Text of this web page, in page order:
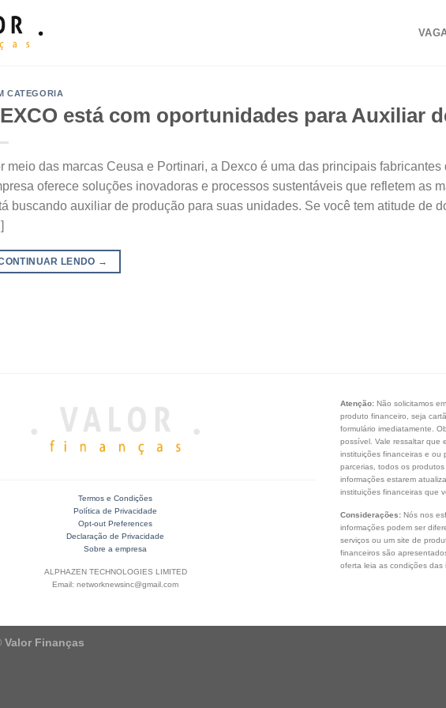
CATEGORIA
está com oportunidades para Auxiliar
meio das marcas Ceusa e Portinari, a Dexco é uma das principais
oferece soluções inovadoras e processos sustentáveis que refletem as
buscando auxiliar de produção para suas unidades. Se você tem atitude de
LENDO →
Termos e Condições
Política de Privacidade
Opt-out Preferences
Declaração de Privacidade
Sobre a empresa
ALPHAZEN TECHNOLOGIES LIMITED
Email: networknewsinc@gmail.com
Atenção: Não solicitamos
produto financeiro, seja
formulário imediatamente.
possível. Vale ressaltar que
instituições financeiras e ou
parcerias, todos os
informações estarem
instituições financeiras que
Considerações: Nós nos
informações podem ser
serviços ou um site de
financeiros são
oferta leia as condições das
Valor Finanças